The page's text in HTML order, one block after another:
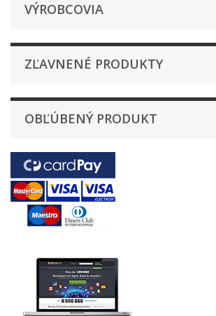
VÝROBCOVIA
ZĽAVNENÉ PRODUKTY
OBĽÚBENÝ PRODUKT